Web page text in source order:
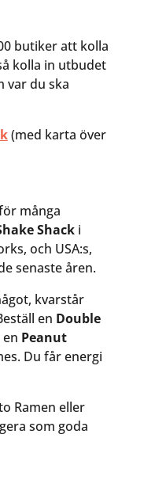
butiker att kolla
kolla in utbudet
var du ska
(med karta över
många
Shacki
och USA:s,
senaste åren.
kvarstår
en Double
Peanut
Du får energi
Ramen eller
som goda